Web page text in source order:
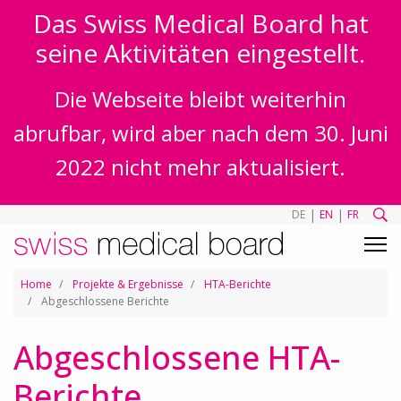
Das Swiss Medical Board hat
seine Aktivitäten eingestellt.
Die Webseite bleibt weiterhin
abrufbar, wird aber nach dem 30. Juni
2022 nicht mehr aktualisiert.
DE | EN | FR
Home Projekte & Ergebnisse
HTA-Berichte
Abgeschlossene Berichte
Abgeschlossene HTA-